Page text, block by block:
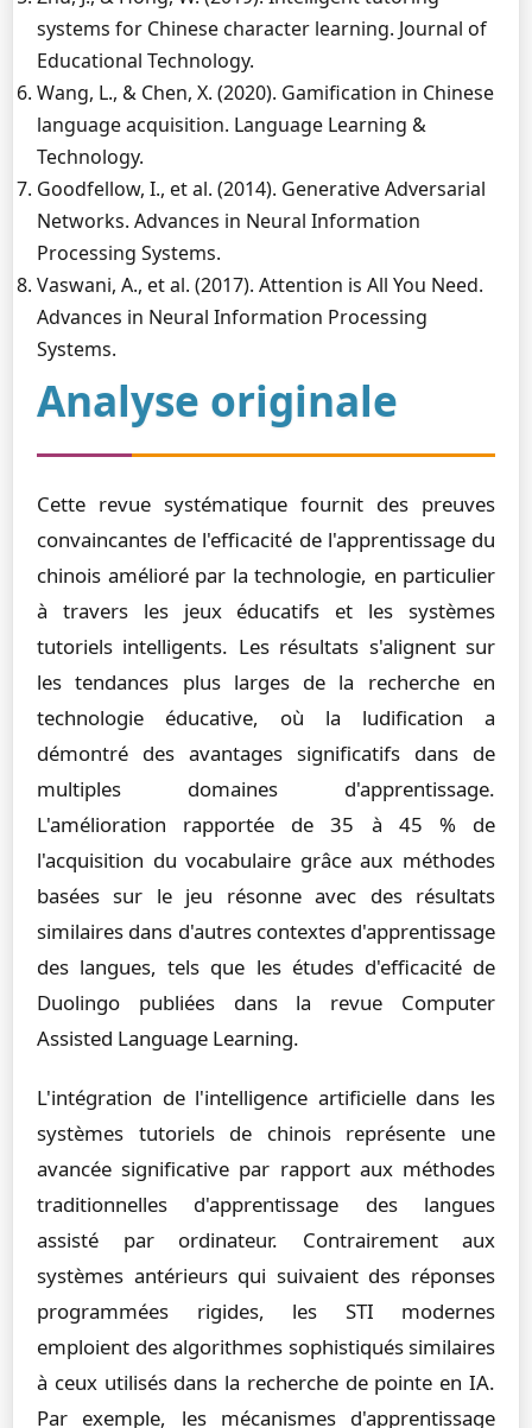
systems for Chinese character learning. Journal of
Educational Technology.
Wang, L., & Chen, X. (2020). Gamification in Chinese
language acquisition. Language Learning &
Technology.
Goodfellow, I., et al. (2014). Generative Adversarial
Networks. Advances in Neural Information
Processing Systems.
Vaswani, A., et al. (2017). Attention is All You Need.
Advances in Neural Information Processing
Systems.
Analyse originale
Cette revue systématique fournit des preuves
convaincantes de l'efficacité de l'apprentissage du
chinois amélioré par la technologie, en particulier
à travers les jeux éducatifs et les systèmes
tutoriels intelligents. Les résultats s'alignent sur
les tendances plus larges de la recherche en
technologie éducative, où la ludification a
démontré des avantages significatifs dans de
multiples domaines d'apprentissage.
L'amélioration rapportée de 35 à 45 % de
l'acquisition du vocabulaire grâce aux méthodes
basées sur le jeu résonne avec des résultats
similaires dans d'autres contextes d'apprentissage
des langues, tels que les études d'efficacité de
Duolingo publiées dans la revue Computer
Assisted Language Learning.
L'intégration de l'intelligence artificielle dans les
systèmes tutoriels de chinois représente une
avancée significative par rapport aux méthodes
traditionnelles d'apprentissage des langues
assisté par ordinateur. Contrairement aux
systèmes antérieurs qui suivaient des réponses
programmées rigides, les STI modernes
emploient des algorithmes sophistiqués similaires
à ceux utilisés dans la recherche de pointe en IA.
Par exemple, les mécanismes d'apprentissage